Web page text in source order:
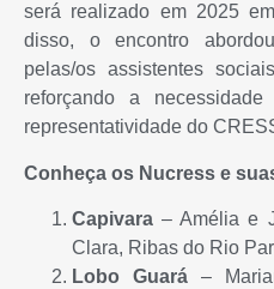
será realizado em 2025
disso, o encontro
pelas/os assistentes
reforçando a
representatividade do
Conheça os Nucress e
Capivara – Amélia e
Clara, Ribas do Rio
Lobo Guará –